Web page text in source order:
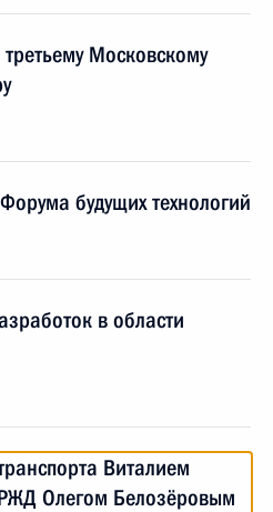
Московскому
будущих технологий
в области
Виталием
Олегом Белозёровым